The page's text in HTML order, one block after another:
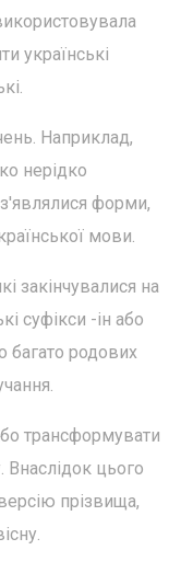
українські
Наприклад,
нерідко
форми,
мови.
закінчувалися на
суфікси -ін або
багато родових
трансформувати
Внаслідок цього
прізвища,